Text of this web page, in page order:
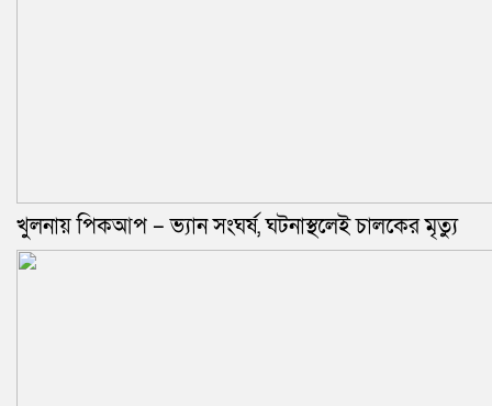
খুলনায় পিকআপ – ভ্যান সংঘর্ষ, ঘটনাস্থলেই চালকের মৃত্যু